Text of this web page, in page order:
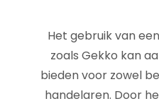
Het gebruik van
zoals Gekko kan
bieden voor zowel
handelaren. Door